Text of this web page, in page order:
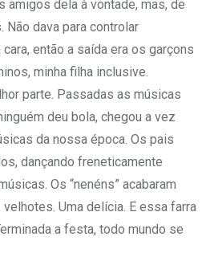
amigos dela à vontade, mas, de
Não dava para controlar
então a saída era os garçons
minha filha inclusive.
parte. Passadas as músicas
deu bola, chegou a vez
da nossa época. Os pais
dançando freneticamente
Os “nenéns” acabaram
Uma delícia. E essa farra
a festa, todo mundo se